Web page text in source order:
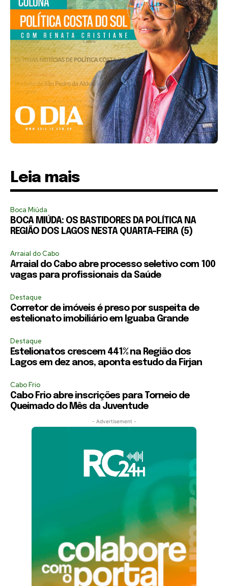
Leia mais
Boca Miúda
BOCA MIÚDA: OS BASTIDORES DA POLÍTICA NA
REGIÃO DOS LAGOS NESTA QUARTA-FEIRA (5)
Arraial do Cabo
Arraial do Cabo abre processo seletivo com 100
vagas para profissionais da Saúde
Destaque
Corretor de imóveis é preso por suspeita de
estelionato imobiliário em Iguaba Grande
Destaque
Estelionatos crescem 441% na Região dos
Lagos em dez anos, aponta estudo da Firjan
Cabo Frio
Cabo Frio abre inscrições para Torneio de
Queimado do Mês da Juventude
- Advertisement -